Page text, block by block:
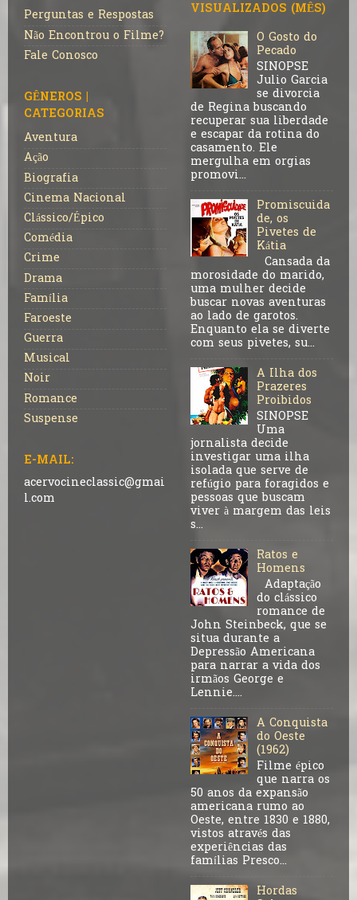
Perguntas e Respostas
Não Encontrou o Filme?
Fale Conosco
GÊNEROS |
CATEGORIAS
Aventura
Ação
Biografia
Cinema Nacional
Clássico/Épico
Comédia
Crime
Drama
Família
Faroeste
Guerra
Musical
Noir
Romance
Suspense
E-MAIL:
acervocineclassic@gmai
l.com
VISUALIZADOS (MÊS)
O Gosto do
Pecado
SINOPSE
Julio Garcia
se divorcia
de Regina buscando
recuperar sua liberdade
e escapar da rotina do
casamento. Ele
mergulha em orgias
promovi...
Promiscuida
de, os
Pivetes de
Kátia
Cansada da
morosidade do marido,
uma mulher decide
buscar novas aventuras
ao lado de garotos.
Enquanto ela se diverte
com seus pivetes, su...
A Ilha dos
Prazeres
Proibidos
SINOPSE
Uma
jornalista decide
investigar uma ilha
isolada que serve de
refúgio para foragidos e
pessoas que buscam
viver à margem das leis
s...
Ratos e
Homens
Adaptação
do clássico
romance de
John Steinbeck, que se
situa durante a
Depressão Americana
para narrar a vida dos
irmãos George e
Lennie....
A Conquista
do Oeste
(1962)
Filme épico
que narra os
50 anos da expansão
americana rumo ao
Oeste, entre 1830 e 1880,
vistos através das
experiências das
famílias Presco...
Hordas